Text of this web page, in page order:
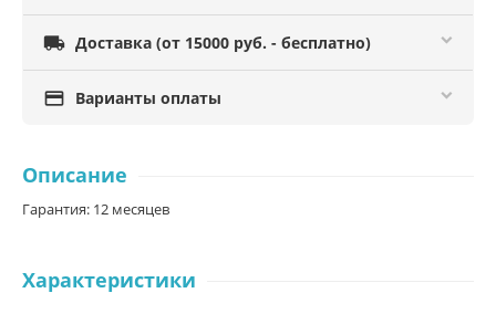
 Доставка (от 15000 руб. - бесплатно)
 Варианты оплаты
Описание
Гарантия: 12 месяцев
Характеристики